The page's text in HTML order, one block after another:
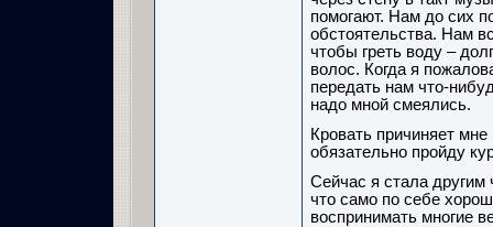
помогают. Нам до сих
обстоятельства. Нам
чтобы греть воду –
волос. Когда я
передать нам что-
надо мной смеялись.
Кровать причиняет
обязательно пройду
Сейчас я стала другим
что само по себе
воспринимать многие